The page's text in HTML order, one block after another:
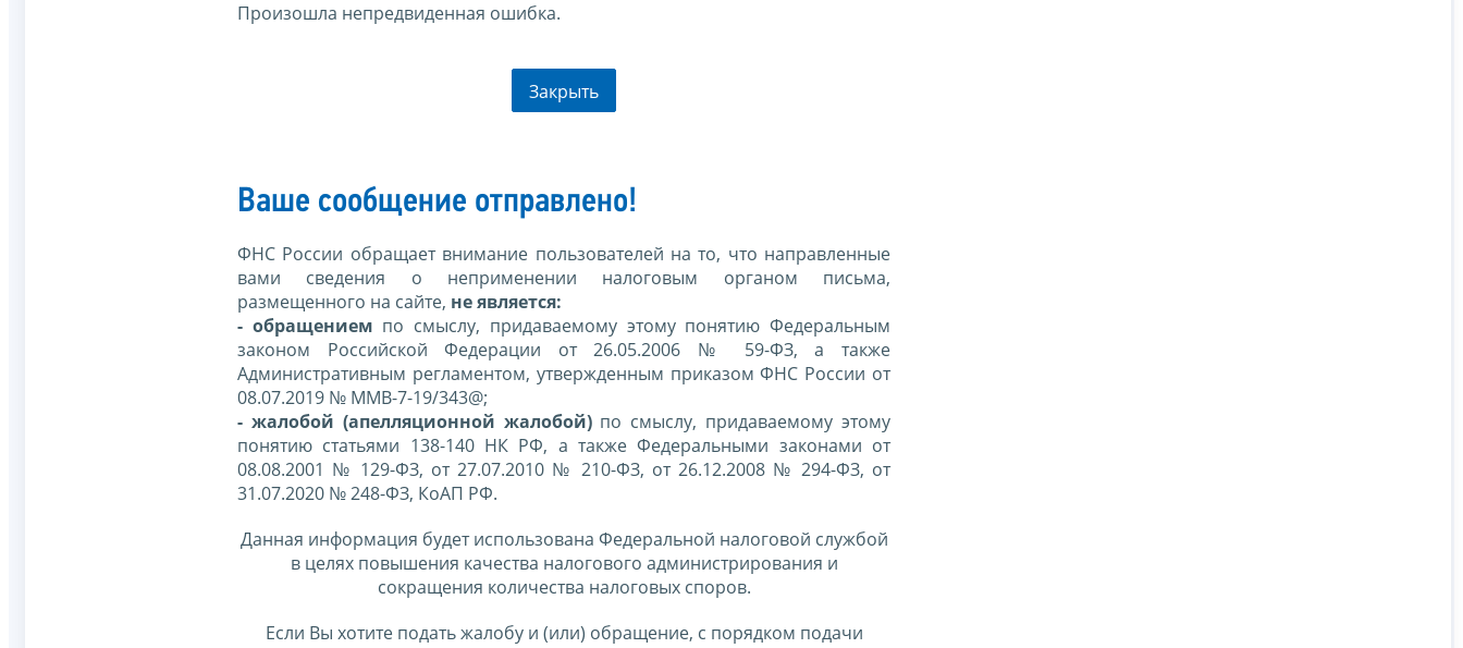
Произошла непредвиденная ошибка.
Закрыть
Ваше сообщение отправлено!
ФНС России обращает внимание пользователей на то, что направленные
вами сведения о неприменении налоговым органом письма,
размещенного на сайте, не является:
- обращением по смыслу, придаваемому этому понятию Федеральным
законом Российской Федерации от 26.05.2006 № 59-ФЗ, а также
Административным регламентом, утвержденным приказом ФНС России от
08.07.2019 № ММВ-7-19/343@;
- жалобой (апелляционной жалобой)по смыслу, придаваемому этому
понятию статьями 138-140 НК РФ, а также Федеральными законами от
08.08.2001 № 129-ФЗ, от 27.07.2010 № 210-ФЗ, от 26.12.2008 № 294-ФЗ, от
31.07.2020 № 248-ФЗ, КоАП РФ.
Данная информация будет использована Федеральной налоговой службой
в целях повышения качества налогового администрирования и
сокращения количества налоговых споров.
Если Вы хотите подать жалобу и (или) обращение, с порядком подачи